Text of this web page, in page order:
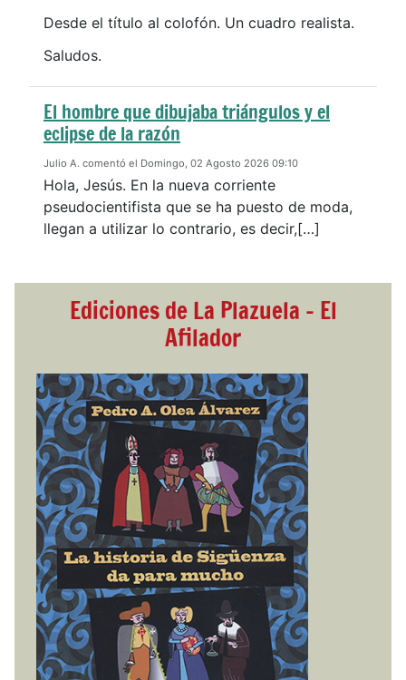
Desde el título al colofón. Un cuadro realista.
Saludos.
El hombre que dibujaba triángulos y el
eclipse de la razón
Julio A. comentó el Domingo, 02 Agosto 2026 09:10
Hola, Jesús. En la nueva corriente
pseudocientifista que se ha puesto de moda,
llegan a utilizar lo contrario, es decir,[…]
Ediciones de La Plazuela - El
Afilador